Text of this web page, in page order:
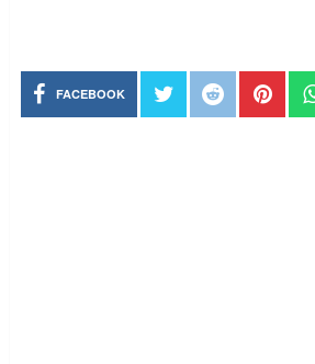
FACEBOOK